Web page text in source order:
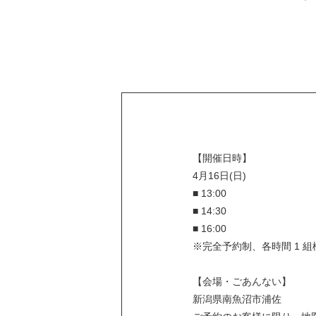
【開催日時】
4月16日(日)
■ 13:00
■ 14:30
■ 16:00
※完全予約制、各時間 1 組
【会場・ごあんない】
新潟県南魚沼市浦佐